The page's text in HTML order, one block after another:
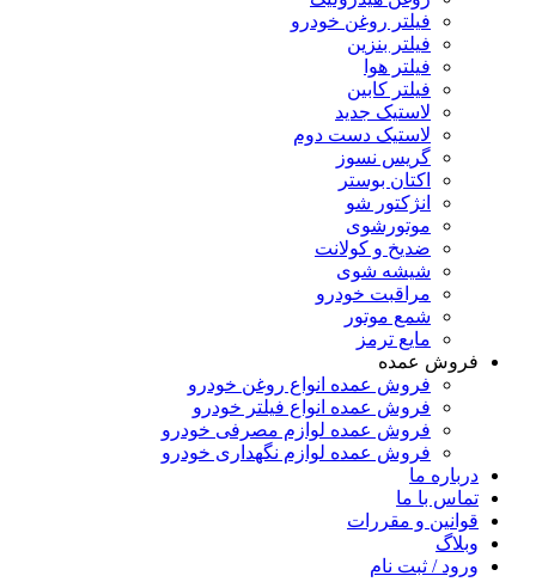
فیلتر روغن خودرو
فیلتر بنزین
فیلتر هوا
فیلتر کابین
لاستیک جدید
لاستیک دست دوم
گریس نسوز
اکتان بوستر
انژکتور شو
موتورشوی
ضدیخ و کولانت
شیشه شوی
مراقبت خودرو
شمع موتور
مایع ترمز
فروش عمده
فروش عمده انواع روغن خودرو
فروش عمده انواع فیلتر خودرو
فروش عمده لوازم مصرفی خودرو
فروش عمده لوازم نگهداری خودرو
درباره ما
تماس با ما
قوانین و مقررات
وبلاگ
ورود / ثبت نام